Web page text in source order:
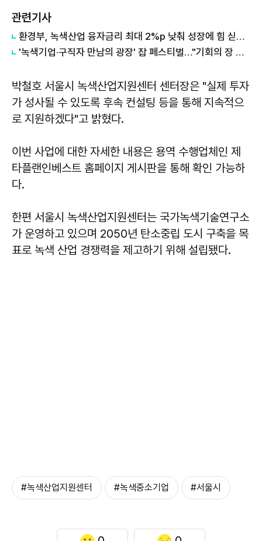
관련기사
환경부, 녹색산업 융자금리 최대 2%p 낮춰 성장에 힘 싣는다
'녹색기업·구직자 만남의 광장' 잡 페스티벌…"기회의 장 열려"
박철호 서울시 녹색산업지원센터 센터장은 "실제 투자
가 성사될 수 있도록 후속 컨설팅 등을 통해 지속적으
로 지원하겠다"고 밝혔다.
이번 사업에 대한 자세한 내용은 용역 수행업체인 제
타플랜인베스트 홈페이지 게시판을 통해 확인 가능하
다.
한편 서울시 녹색산업지원센터는 국가녹색기술연구소
가 운영하고 있으며 2050년 탄소중립 도시 구축을 목
표로 녹색 산업 경쟁력을 제고하기 위해 설립됐다.
#녹색산업지원센터 #녹색중소기업 #서울시